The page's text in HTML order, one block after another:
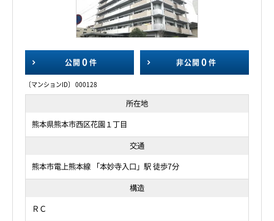
公開 0 件 非公開 0 件
〔マンションID〕 000128
所在地
熊本県熊本市西区花園１丁目
交通
熊本市電上熊本線 「本妙寺入口」駅 徒歩7分
構造
ＲＣ